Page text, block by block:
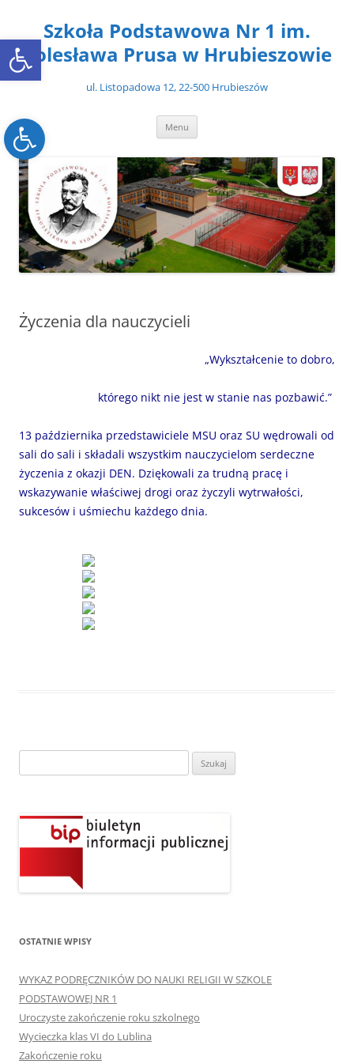
Open toolbar
Open toolbar
treściSzkoła Podstawowa Nr 1 im.
Bolesława Prusa w Hrubieszowie
ul. Listopadowa 12, 22-500 Hrubieszów
Menu
Życzenia dla nauczycieli
„Wykształcenie to dobro,
którego nikt nie jest w stanie nas pozbawić.”
13 października przedstawiciele MSU oraz SU wędrowali od
sali do sali i składali wszystkim nauczycielom serdeczne
życzenia z okazji DEN. Dziękowali za trudną pracę i
wskazywanie właściwej drogi oraz życzyli wytrwałości,
sukcesów i uśmiechu każdego dnia.
OSTATNIE WPISY
WYKAZ PODRĘCZNIKÓW DO NAUKI RELIGII W SZKOLE
PODSTAWOWEJ NR 1
Uroczyste zakończenie roku szkolnego
Wycieczka klas VI do Lublina
Zakończenie roku